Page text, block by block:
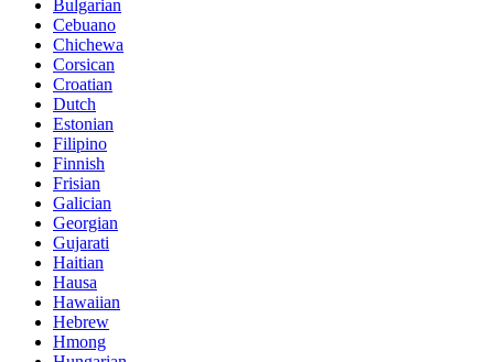
Bulgarian
Cebuano
Chichewa
Corsican
Croatian
Dutch
Estonian
Filipino
Finnish
Frisian
Galician
Georgian
Gujarati
Haitian
Hausa
Hawaiian
Hebrew
Hmong